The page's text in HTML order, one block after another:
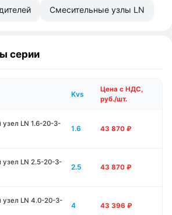
Смесительные узлы LN
серии
Kvs
Цена с НДС,
руб./шт.
LN 1.6-20-3-
1.6 43 870 ₽
LN 2.5-20-3-
2.5 43 870 ₽
LN 4.0-20-3-
4 43 396 ₽